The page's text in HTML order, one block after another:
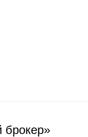
брокер»